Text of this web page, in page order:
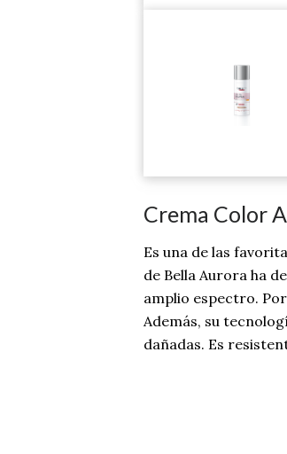
Crema Color
Es una de las
de Bella Aurora ha
amplio espectro.
Además, su
dañadas. Es